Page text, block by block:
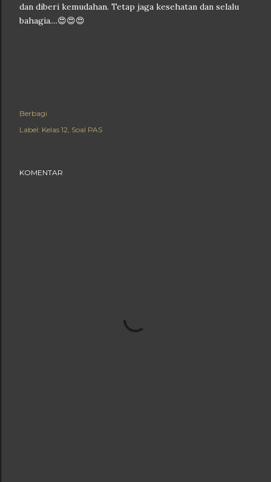
dan diberi kemudahan. Tetap jaga kesehatan dan selalu
bahagia....😍😍😍
Berbagi
Label: Kelas 12 Soal PAS
KOMENTAR